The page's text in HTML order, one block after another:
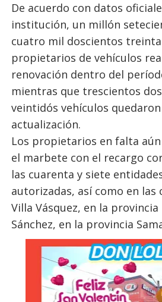
De acuerdo con datos
institución, un millón
cuatro mil doscientos
propietarios de vehículos
renovación dentro del
mientras que trescientos
veintidós vehículos
actualización.
Los propietarios en falta
el marbete con el recargo
las cuarenta y siete
autorizadas, así como en las
Villa Vásquez, en la
Sánchez, en la provincia